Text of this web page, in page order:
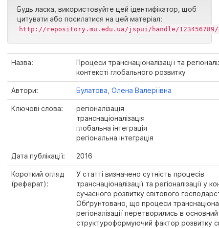
Будь ласка, використовуйте цей ідентифікатор, щоб
цитувати або посилатися на цей матеріал:
http://repository.mu.edu.ua/jspui/handle/123456789/
Назва:
Процеси транснаціоналізації та
контексті глобального розвитку
Автори: Булатова, Олена Валеріївна
Ключові слова:
регіоналізація
транснаціоналізація
глобальна інтеграція
регіональна інтеграція
Дата публікації: 2016
Короткий огляд
(реферат):
У статті визначено сутність процесів
транснаціоналізації та регіоналізації у
сучасного розвитку світового
Обґрунтовано, що процеси
регіоналізації перетворились в основний
структуроформуючий фактор розвитку